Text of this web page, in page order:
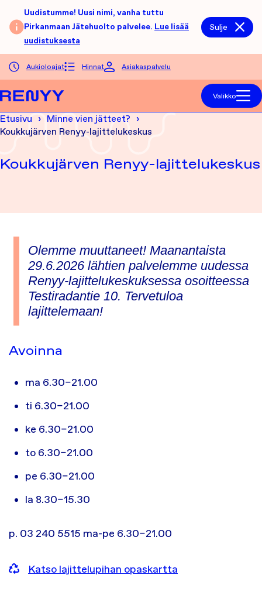
Siirry sisältöön
Uudistumme! Uusi nimi, vanha tuttu
Pirkanmaan Jätehuolto palvelee. Lue lisää
uudistuksesta
Sulje
Aukioloajat Hinnat Asiakaspalvelu
Valikko
Etusivu
Minne vien jätteet?
Koukkujärven Renyy-lajittelukeskus
Koukkujärven Renyy-lajittelukeskus
Olemme muuttaneet! Maanantaista
29.6.2026 lähtien palvelemme uudessa
Renyy-lajittelukeskuksessa osoitteessa
Testiradantie 10. Tervetuloa
lajittelemaan!
Avoinna
ma 6.30–21.00
ti 6.30–21.00
ke 6.30–21.00
to 6.30–21.00
pe 6.30–21.00
la 8.30–15.30
p. 03 240 5515 ma-pe 6.30–21.00
Katso lajittelupihan opaskartta